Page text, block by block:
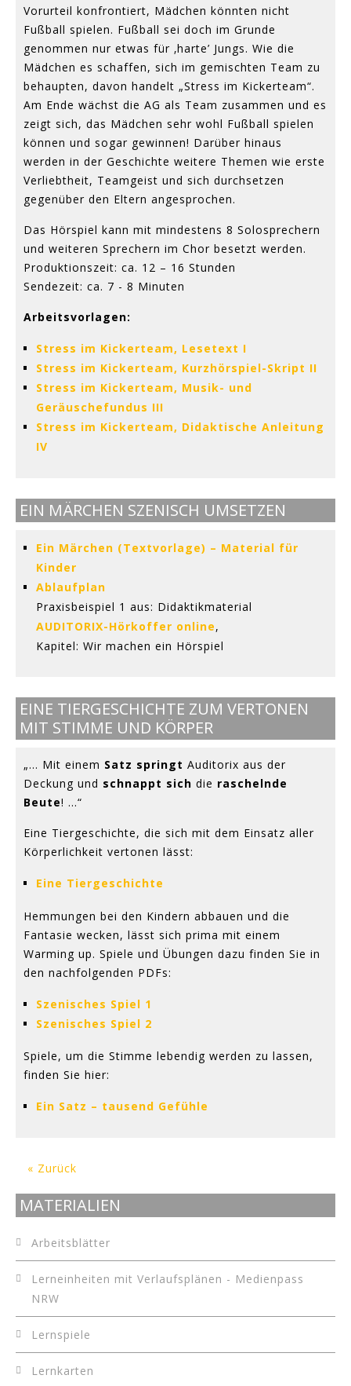
Vorurteil konfrontiert, Mädchen könnten nicht
Fußball spielen. Fußball sei doch im Grunde
genommen nur etwas für ‚harte’ Jungs. Wie die
Mädchen es schaffen, sich im gemischten Team zu
behaupten, davon handelt „Stress im Kickerteam“.
Am Ende wächst die AG als Team zusammen und es
zeigt sich, das Mädchen sehr wohl Fußball spielen
können und sogar gewinnen! Darüber hinaus
werden in der Geschichte weitere Themen wie erste
Verliebtheit, Teamgeist und sich durchsetzen
gegenüber den Eltern angesprochen.
Das Hörspiel kann mit mindestens 8 Solosprechern
und weiteren Sprechern im Chor besetzt werden.
Produktionszeit: ca. 12 – 16 Stunden
Sendezeit: ca. 7 - 8 Minuten
Arbeitsvorlagen:
Stress im Kickerteam, Lesetext I
Stress im Kickerteam, Kurzhörspiel-Skript II
Stress im Kickerteam, Musik- und
Geräuschefundus III
Stress im Kickerteam, Didaktische Anleitung
IV
EIN MÄRCHEN SZENISCH UMSETZEN
Ein Märchen (Textvorlage) – Material für
Kinder
Ablaufplan
Praxisbeispiel 1 aus: Didaktikmaterial
AUDITORIX-Hörkoffer online,
Kapitel: Wir machen ein Hörspiel
EINE TIERGESCHICHTE ZUM VERTONEN
MIT STIMME UND KÖRPER
„... Mit einem Satz springt Auditorix aus der
Deckung und schnappt sich die raschelnde
Beute! ...“
Eine Tiergeschichte, die sich mit dem Einsatz aller
Körperlichkeit vertonen lässt:
Eine Tiergeschichte
Hemmungen bei den Kindern abbauen und die
Fantasie wecken, lässt sich prima mit einem
Warming up. Spiele und Übungen dazu finden Sie in
den nachfolgenden PDFs:
Szenisches Spiel 1
Szenisches Spiel 2
Spiele, um die Stimme lebendig werden zu lassen,
finden Sie hier:
Ein Satz – tausend Gefühle
« Zurück
MATERIALIEN
Arbeitsblätter
Lerneinheiten mit Verlaufsplänen - Medienpass
NRW
Lernspiele
Lernkarten